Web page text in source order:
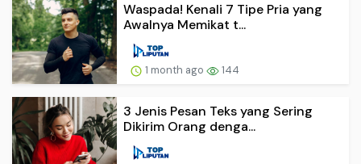
Waspada! Kenali 7 Tipe Pria yang
Awalnya Memikat t...
1 month ago 144
3 Jenis Pesan Teks yang Sering
Dikirim Orang denga...